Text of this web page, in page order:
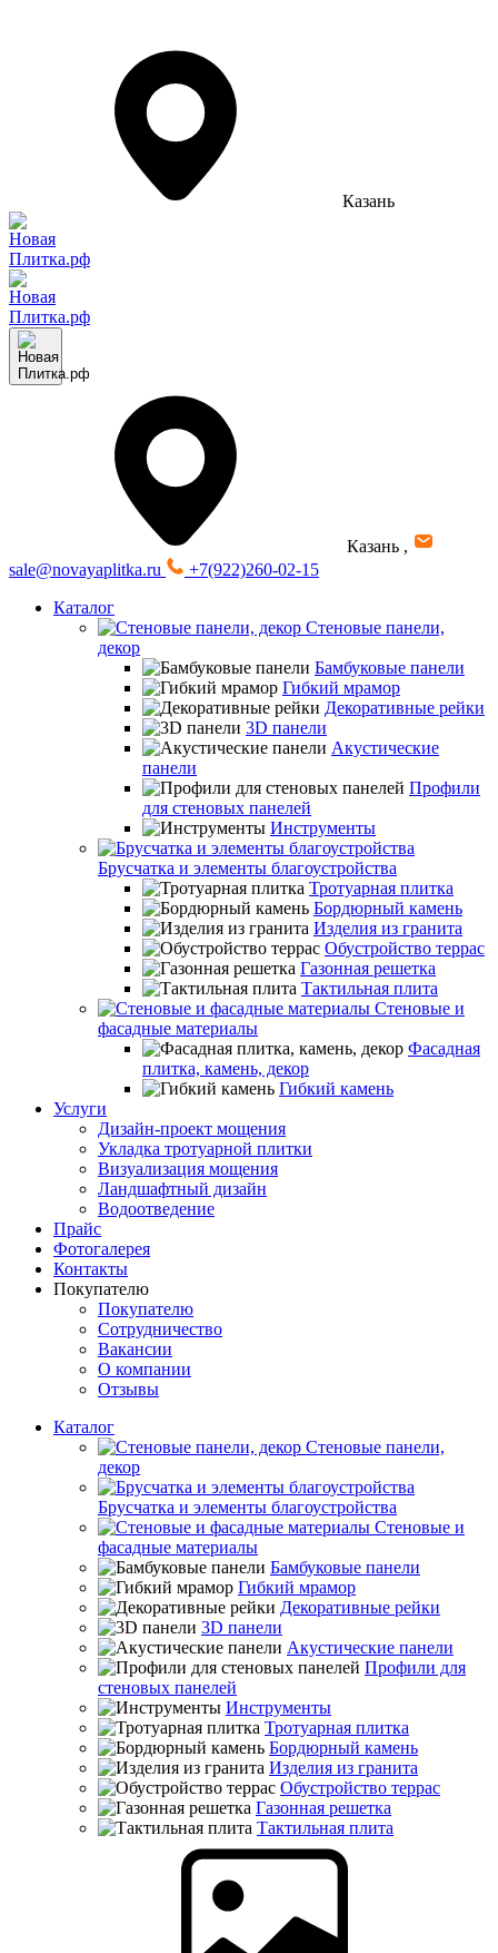
Казань
Казань ,
sale@novayaplitka.ru
+7(922)260-02-15
Каталог
Стеновые панели,
декор
Бамбуковые панели
Гибкий мрамор
Декоративные рейки
3D панели
Акустические
панели
Профили
для стеновых панелей
Инструменты
Брусчатка и элементы благоустройства
Тротуарная плитка
Бордюрный камень
Изделия из гранита
Обустройство террас
Газонная решетка
Тактильная плита
Стеновые и
фасадные материалы
Фасадная
плитка, камень, декор
Гибкий камень
Услуги
Дизайн-проект мощения
Укладка тротуарной плитки
Визуализация мощения
Ландшафтный дизайн
Водоотведение
Прайс
Фотогалерея
Контакты
Покупателю
Покупателю
Сотрудничество
Вакансии
О компании
Отзывы
Каталог
Стеновые панели,
декор
Брусчатка и элементы благоустройства
Стеновые и
фасадные материалы
Бамбуковые панели
Гибкий мрамор
Декоративные рейки
3D панели
Акустические панели
Профили для
стеновых панелей
Инструменты
Тротуарная плитка
Бордюрный камень
Изделия из гранита
Обустройство террас
Газонная решетка
Тактильная плита